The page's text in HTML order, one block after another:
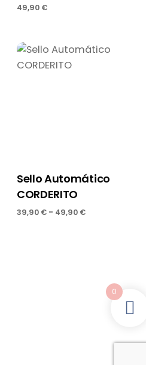
49,90 €
Sello Automático
CORDERITO
39,90 € - 49,90 €
0